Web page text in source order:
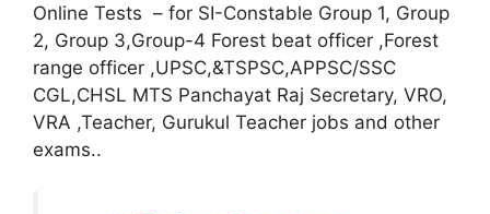
Online Tests – for SI-Constable Group 1, Group
2, Group 3,Group-4 Forest beat officer ,Forest
range officer ,UPSC,&TSPSC,APPSC/SSC
CGL,CHSL MTS Panchayat Raj Secretary, VRO,
VRA ,Teacher, Gurukul Teacher jobs and other
exams..